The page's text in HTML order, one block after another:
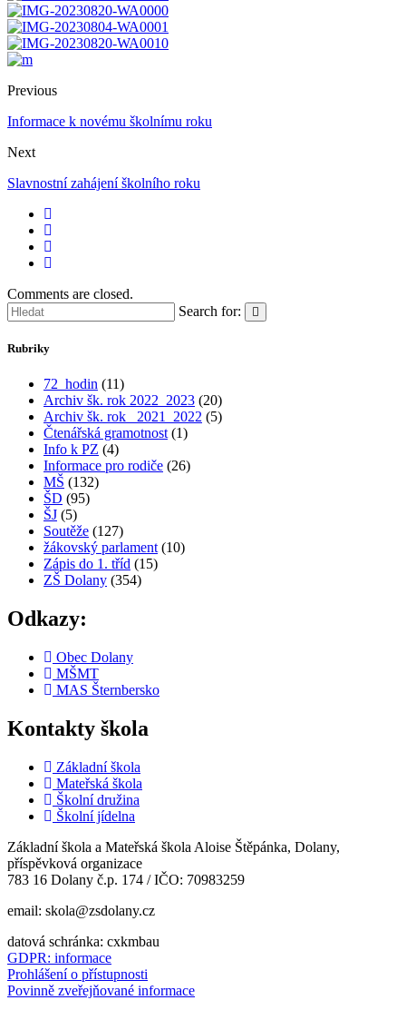
Previous
Informace k novému školnímu roku
Next
Slavnostní zahájení školního roku
Comments are closed.
Search for:
Rubriky
72_hodin (11)
Archiv šk. rok 2022_2023 (20)
Archiv šk. rok_ 2021_2022 (5)
Čtenářská gramotnost (1)
Info k PZ (4)
Informace pro rodiče (26)
MŠ (132)
ŠD (95)
ŠJ (5)
Soutěže (127)
žákovský parlament (10)
Zápis do 1. tříd (15)
ZŠ Dolany (354)
Odkazy:
Obec Dolany
MŠMT
MAS Šternbersko
Kontakty škola
Základní škola
Mateřská škola
Školní družina
Školní jídelna
Základní škola a Mateřská škola Aloise Štěpánka, Dolany,
příspěvková organizace
783 16 Dolany č.p. 174 / IČO: 70983259
email: skola@zsdolany.cz
datová schránka: cxkmbau
GDPR: informace
Prohlášení o přístupnosti
Povinně zveřejňované informace